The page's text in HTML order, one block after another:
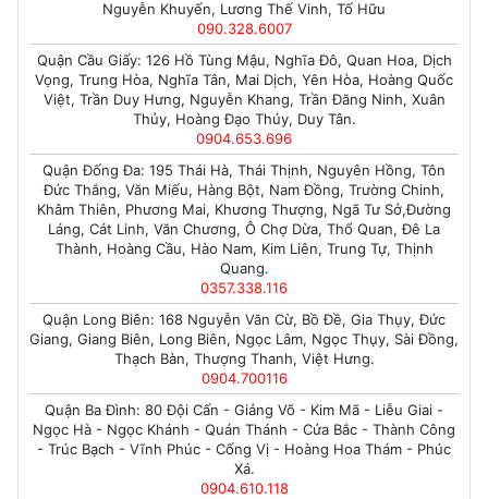
Nguyễn Khuyến, Lương Thế Vinh, Tố Hữu
090.328.6007
Quận Cầu Giấy: 126 Hồ Tùng Mậu, Nghĩa Đô, Quan Hoa, Dịch
Vọng, Trung Hòa, Nghĩa Tân, Mai Dịch, Yên Hòa, Hoàng Quốc
Việt, Trần Duy Hưng, Nguyễn Khang, Trần Đăng Ninh, Xuân
Thủy, Hoàng Đạo Thúy, Duy Tân.
0904.653.696
Quận Đống Đa: 195 Thái Hà, Thái Thịnh, Nguyên Hồng, Tôn
Đức Thắng, Văn Miếu, Hàng Bột, Nam Đồng, Trường Chinh,
Khâm Thiên, Phương Mai, Khương Thượng, Ngã Tư Sở,Đường
Láng, Cát Linh, Văn Chương, Ô Chợ Dừa, Thổ Quan, Đê La
Thành, Hoàng Cầu, Hào Nam, Kim Liên, Trung Tự, Thịnh
Quang.
0357.338.116
Quận Long Biên: 168 Nguyễn Văn Cừ, Bồ Đề, Gia Thụy, Đức
Giang, Giang Biên, Long Biên, Ngọc Lâm, Ngọc Thụy, Sài Đồng,
Thạch Bàn, Thượng Thanh, Việt Hưng.
0904.700116
Quận Ba Đình: 80 Đội Cấn - Giảng Võ - Kim Mã - Liễu Giai -
Ngọc Hà - Ngọc Khánh - Quán Thánh - Cửa Bắc - Thành Công
- Trúc Bạch - Vĩnh Phúc - Cống Vị - Hoàng Hoa Thám - Phúc
Xá.
0904.610.118